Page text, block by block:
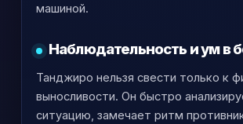
машиной.
Наблюдательность и ум в
Танджиро нельзя свести только к
выносливости. Он быстро
ситуацию, замечает ритм